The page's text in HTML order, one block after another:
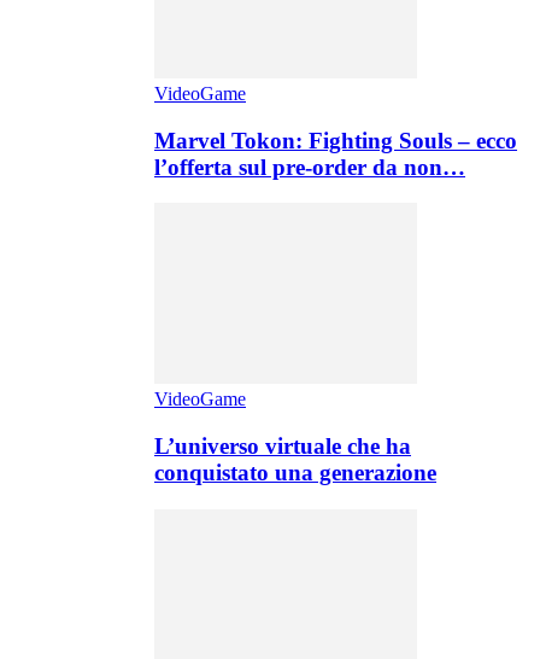
VideoGame
Marvel Tokon: Fighting Souls – ecco
l’offerta sul pre-order da non…
VideoGame
L’universo virtuale che ha
conquistato una generazione